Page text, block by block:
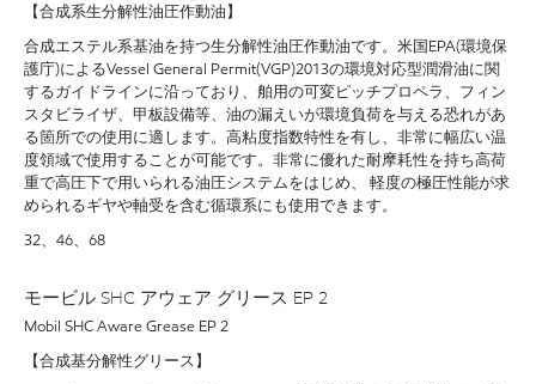
【合成系生分解性油圧作動油】
合成エステル系基油を持つ生分解性油圧作動油です。米国EPA(環境保
護庁)によるVessel General Permit(VGP)2013の環境対応型潤滑油に関
するガイドラインに沿っており、舶用の可変ピッチプロペラ、フィン
スタビライザ、甲板設備等、油の漏えいが環境負荷を与える恐れがあ
る箇所での使用に適します。高粘度指数特性を有し、非常に幅広い温
度領域で使用することが可能です。非常に優れた耐摩耗性を持ち高荷
重で高圧下で用いられる油圧システムをはじめ、 軽度の極圧性能が求
められるギヤや軸受を含む循環系にも使用できます。
32、46、68
モービル SHC アウェア グリース EP 2
Mobil SHC Aware Grease EP 2
【合成基分解性グリース】